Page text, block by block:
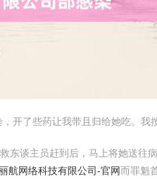
了些药让我带且归给她吃。我
东谈主员赶到后，马上将她送往
丽航网络科技有限公司-官网而罪魁